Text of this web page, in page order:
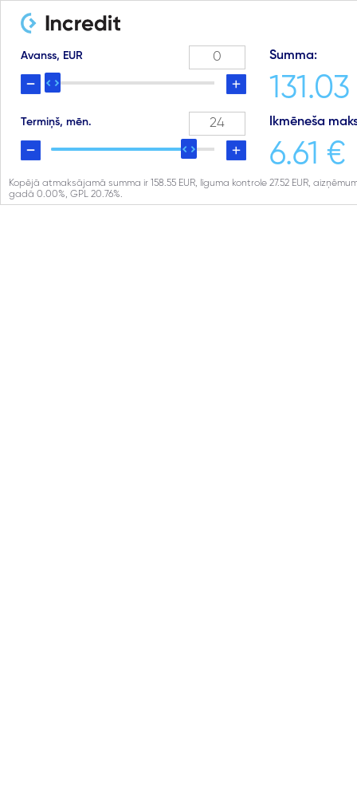
Avanss, EUR
Termiņš, mēn.
Summa:
Ikmēneša
6.61 €
Kopējā atmaksājamā summa ir 158.55 EUR, līguma kontrole 27.52 EUR,
gadā 0.00%, GPL 20.76%.